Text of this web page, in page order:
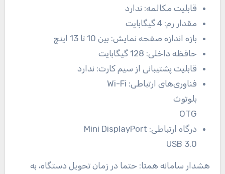
قابلیت مکالمه: ندارد
مقدار رم: 4 گیگابایت
بازه اندازه صفحه نمایش: بین 10 تا 13 اینچ
حافظه داخلی: 128 گیگابایت
قابلیت پشتیبانی از سیم کارت: ندارد
فناوری‌های ارتباطی: Wi-Fi
بلوتوث
OTG
درگاه ارتباطی: Mini DisplayPort
USB 3.0
هشدار سامانه همتا: حتما در زمان تحویل دستگاه، به